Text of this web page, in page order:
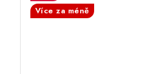
Více za méně